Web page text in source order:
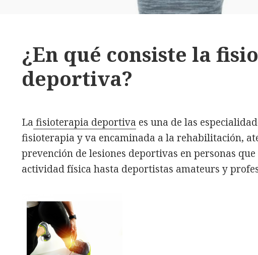
¿En qué consiste la
deportiva?
La fisioterapia deportiva es una de las
fisioterapia y va encaminada a la rehabilitación,
prevención de lesiones deportivas en personas
actividad física hasta deportistas amateurs y